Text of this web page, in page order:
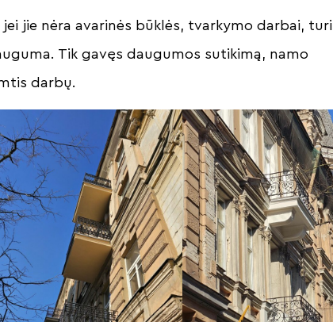
jie nėra avarinės būklės, tvarkymo darbai, turi
Tik gavęs daugumos sutikimą, namo
darbų.